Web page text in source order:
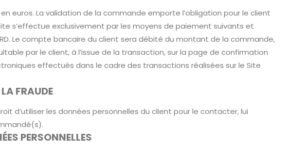
euros. La validation de la commande emporte l’obligation pour le client
s’effectue exclusivement par les moyens de paiement suivants et
Le compte bancaire du client sera débité du montant de la commande,
par le client, à l’issue de la transaction, sur la page de confirmation
effectués dans le cadre des transactions réalisées sur le Site
FRAUDE
d’utiliser les données personnelles du client pour le contacter, lui
PERSONNELLES